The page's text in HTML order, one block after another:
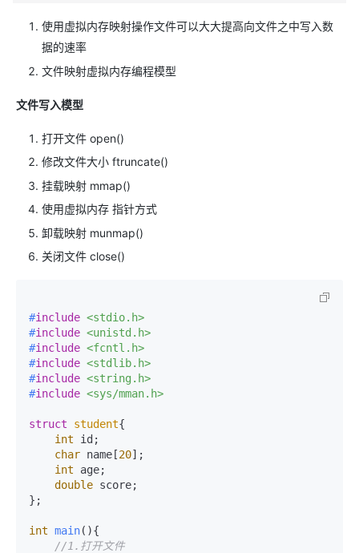
使用虚拟内存映射操作文件可以大大提高向文件之中写入数
据的速率
文件映射虚拟内存编程模型
文件写入模型
打开文件 open()
修改文件大小 ftruncate()
挂载映射 mmap()
使用虚拟内存 指针方式
卸载映射 munmap()
关闭文件 close()
#include <stdio.h>
#include <unistd.h>
#include <fcntl.h>
#include <stdlib.h>
#include <string.h>
#include <sys/mman.h>
struct student{
int id;
char name[20];
int age;
double score;
};
int main(){
//1.打开文件